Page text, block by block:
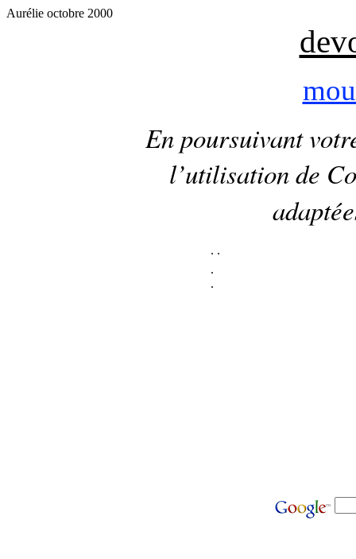
Aurélie octobre 2000
En poursuivant
l’utilisation de
. .
.
.